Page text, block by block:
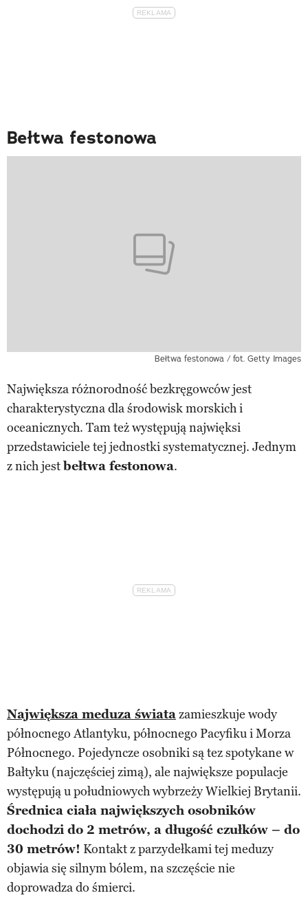
Bełtwa festonowa
Bełtwa festonowa / fot. Getty Images
Największa różnorodność bezkręgowców jest
charakterystyczna dla środowisk morskich i
oceanicznych. Tam też występują najwięksi
przedstawiciele tej jednostki systematycznej. Jednym
z nich jestbełtwa festonowa.
Największa meduza światazamieszkuje wody
północnego Atlantyku, północnego Pacyfiku i Morza
Północnego. Pojedyncze osobniki są tez spotykane w
Bałtyku (najczęściej zimą), ale największe populacje
występują u południowych wybrzeży Wielkiej Brytanii.
Średnica ciała największych osobników
dochodzi do 2 metrów, a długość czułków – do
30 metrów! Kontakt z parzydełkami tej meduzy
objawia się silnym bólem, na szczęście nie
doprowadza do śmierci.